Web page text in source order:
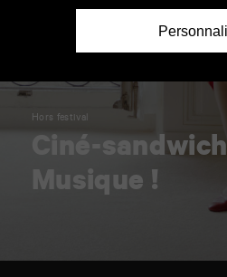
Hors festival
Ciné-
Musique !